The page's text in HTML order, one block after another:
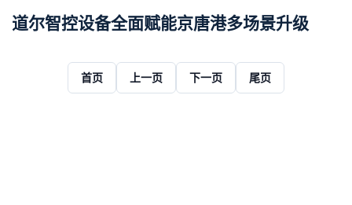
道尔智控设备全面赋能京唐港多场景升级
首页 上一页 下一页 尾页